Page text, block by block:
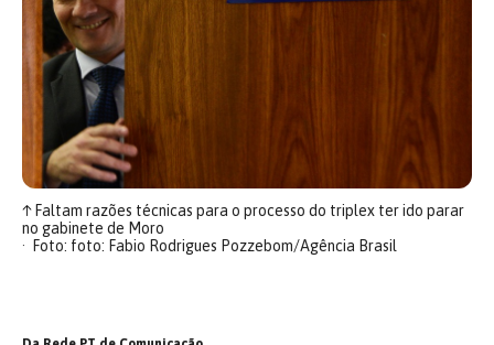
↑Faltam razões técnicas para o processo do triplex ter ido parar
no gabinete de Moro
Foto: foto: Fabio Rodrigues Pozzebom/Agência Brasil